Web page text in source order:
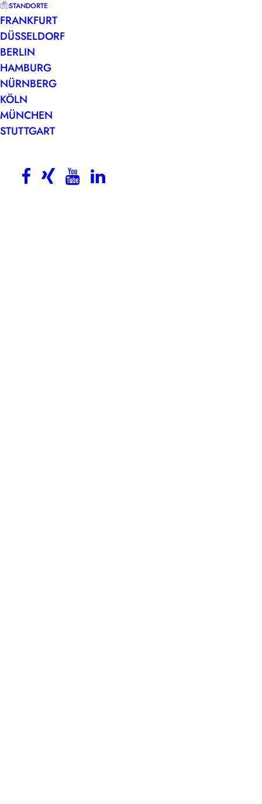
STANDORTE
FRANKFURT
DÜSSELDORF
BERLIN
HAMBURG
NÜRNBERG
KÖLN
MÜNCHEN
STUTTGART
Form follows function